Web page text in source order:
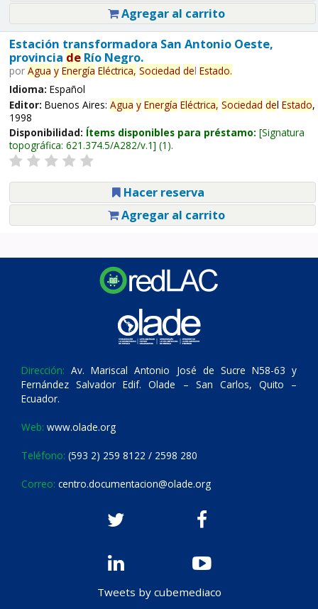
Agregar al carrito
Estación transformadora San Antonio Oeste,
provincia deRío Negro.
por Agua y Energía Eléctrica, Sociedad del Estado.
Idioma: Español
Editor: Buenos Aires: Agua y Energía Eléctrica, Sociedad del Estado,
1998
Disponibilidad: Ítems disponibles para préstamo: Signatura
topográfica: 621.374.5/A282/v.1 (1).
Hacer reserva
Agregar al carrito
Dirección: Av. Mariscal Antonio José de Sucre N58-63 y
Fernández Salvador Edif. Olade – San Carlos, Quito –
Ecuador.
Web: www.olade.org
Teléfono: (593 2) 259 8122 / 2598 280
Correo: centro.documentacion@olade.org
Tweets by cubemediaco